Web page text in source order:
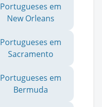
Portugueses em
New Orleans
Portugueses em
Sacramento
Portugueses em
Bermuda